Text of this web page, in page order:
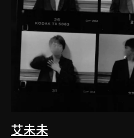
艾未未